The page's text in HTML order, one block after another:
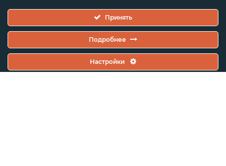
Nørregade 26, 1-й этаж, 1165 Копенгаген,
Дания
Номер НДС/CVR: DK45650561
Проект финансируется совместно Европейским союзом и
Принять
Подробнее
Настройки